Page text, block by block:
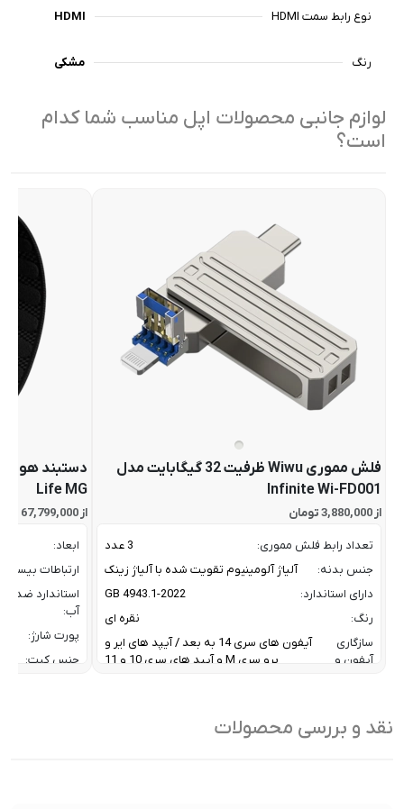
نوع رابط سمت HDMI HDMI
رنگ مشکی
لوازم جانبی محصولات اپل مناسب شما کدام
است؟
فلش مموری Wiwu ظرفیت 32 گیگابایت مدل
Infinite Wi-FD001
از 3,880,000 تومان
تعداد رابط فلش مموری:
3 عدد
جنس بدنه:
آلیاژ آلومینیوم تقویت شده با آلیاژ زینک
دارای استاندارد:
GB 4943.1-2022
رنگ:
نقره ای
سازگاری
آیفون و
آیفون های سری 14 به بعد / آیپد های ایر و
پرو سری M و آیپد های سری 10 و 11
ظرفیت:
Life MG
از 67,799,000 تومان
ابعاد:
ارتباطات بیسیم:
استاندارد ضد
آب:
پورت شارژ:
جنس کیت:
نقد و بررسی محصولات